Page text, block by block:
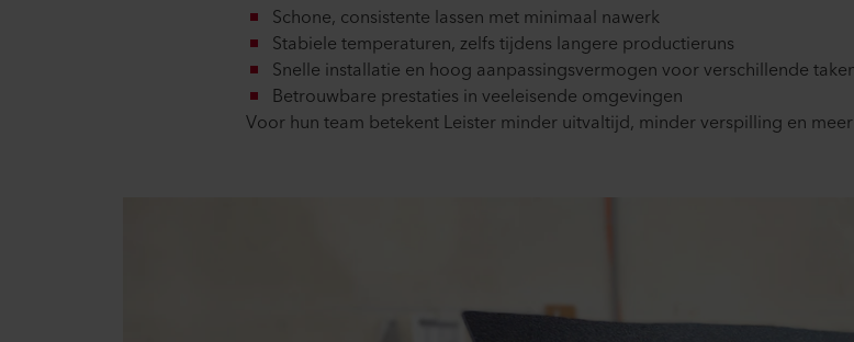
Schone, consistente lassen met minimaal nawerk​
Stabiele temperaturen, zelfs tijdens langere productieruns​
Snelle installatie en hoog aanpassingsvermogen voor verschillende
Betrouwbare prestaties in veeleisende omgevingen​
Voor hun team betekent Leister minder uitvaltijd, minder verspilling en